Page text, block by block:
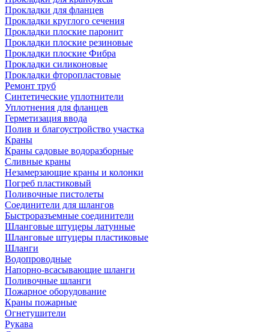
Прокладки для фланцев
Прокладки круглого сечения
Прокладки плоские паронит
Прокладки плоские резиновые
Прокладки плоские Фибра
Прокладки силиконовые
Прокладки фторопластовые
Ремонт труб
Синтетические уплотнители
Уплотнения для фланцев
Герметизация ввода
Полив и благоустройство участка
Краны
Краны садовые водоразборные
Сливные краны
Незамерзающие краны и колонки
Погреб пластиковый
Поливочные пистолеты
Соединители для шлангов
Быстроразъемные соединители
Шланговые штуцеры латунные
Шланговые штуцеры пластиковые
Шланги
Водопроводные
Напорно-всасывающие шланги
Поливочные шланги
Пожарное оборудование
Краны пожарные
Огнетушители
Рукава